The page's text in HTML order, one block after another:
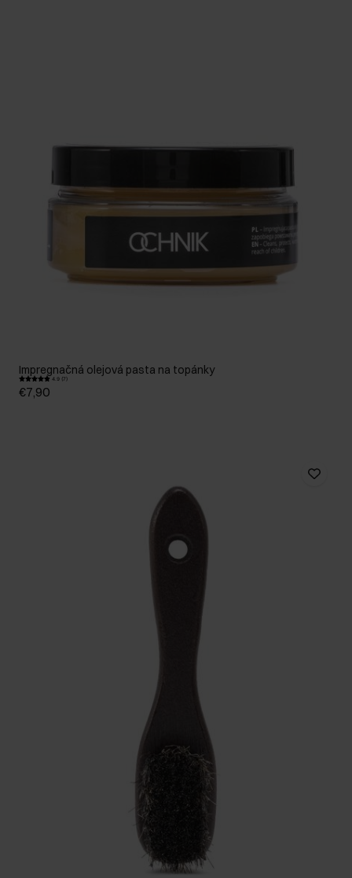
Impregnačná olejová pasta na topánky
4.9 (7)
€7,90